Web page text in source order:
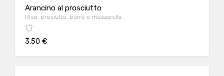
Arancino al prosciutto
Riso, prosiutto, burro e mozzarella
3.50 €